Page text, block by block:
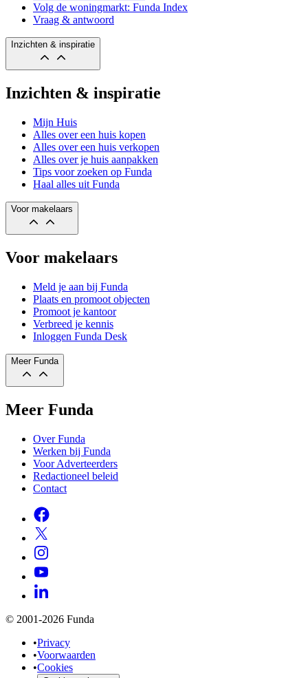
Volg de woningmarkt: Funda Index
Vraag & antwoord
Inzichten & inspiratie
Inzichten & inspiratie
Mijn Huis
Alles over een huis kopen
Alles over een huis verkopen
Alles over je huis aanpakken
Tips voor zoeken op Funda
Haal alles uit Funda
Voor makelaars
Voor makelaars
Meld je aan bij Funda
Plaats en promoot objecten
Promoot je kantoor
Verbreed je kennis
Inloggen Funda Desk
Meer Funda
Meer Funda
Over Funda
Werken bij Funda
Voor Adverteerders
Redactioneel beleid
Contact
© 2001-2026 Funda
•Privacy
•Voorwaarden
•Cookies